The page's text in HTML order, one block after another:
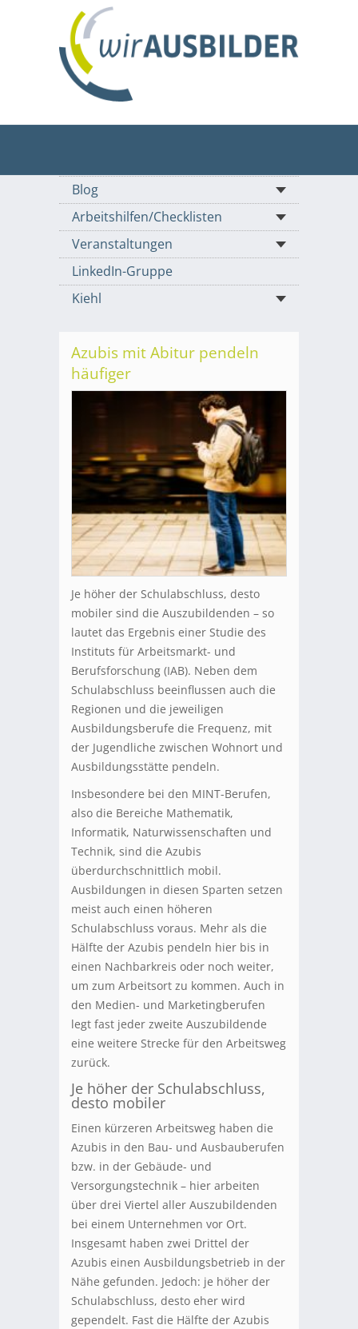
Blog
Arbeitshilfen/Checklisten
Veranstaltungen
LinkedIn-Gruppe
Kiehl
Azubis mit Abitur pendeln
häufiger
Je höher der Schulabschluss, desto
mobiler sind die Auszubildenden – so
lautet das Ergebnis einer Studie des
Instituts für Arbeitsmarkt- und
Berufsforschung (IAB). Neben dem
Schulabschluss beeinflussen auch die
Regionen und die jeweiligen
Ausbildungsberufe die Frequenz, mit
der Jugendliche zwischen Wohnort und
Ausbildungsstätte pendeln.
Insbesondere bei den MINT-Berufen,
also die Bereiche Mathematik,
Informatik, Naturwissenschaften und
Technik, sind die Azubis
überdurchschnittlich mobil.
Ausbildungen in diesen Sparten setzen
meist auch einen höheren
Schulabschluss voraus. Mehr als die
Hälfte der Azubis pendeln hier bis in
einen Nachbarkreis oder noch weiter,
um zum Arbeitsort zu kommen. Auch in
den Medien- und Marketingberufen
legt fast jeder zweite Auszubildende
eine weitere Strecke für den Arbeitsweg
zurück.
Je höher der Schulabschluss,
desto mobiler
Einen kürzeren Arbeitsweg haben die
Azubis in den Bau- und Ausbauberufen
bzw. in der Gebäude- und
Versorgungstechnik – hier arbeiten
über drei Viertel aller Auszubildenden
bei einem Unternehmen vor Ort.
Insgesamt haben zwei Drittel der
Azubis einen Ausbildungsbetrieb in der
Nähe gefunden. Jedoch: je höher der
Schulabschluss, desto eher wird
gependelt. Fast die Hälfte der Azubis